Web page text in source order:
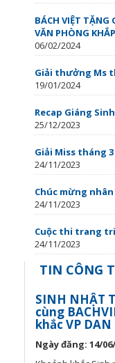
BÁCH VIỆT TẶNG
VĂN PHÒNG
06/02/2024
Giải thưởng Ms
19/01/2024
Recap Giáng
25/12/2023
Giải Miss tháng 3
24/11/2023
Chúc mừng
24/11/2023
Cuộc thi trang tri
24/11/2023
TIN CÔNG
SINH NHẬT
cùng
khắc VP DAN
Ngày đăng: 14/